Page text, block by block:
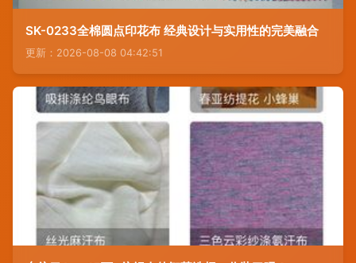
SK-0233全棉圆点印花布 经典设计与实用性的完美融合
更新：2026-08-08 04:42:51